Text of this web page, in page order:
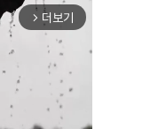
arrow_forward_ios 더보기